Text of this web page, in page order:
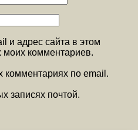
и адрес сайта в этом
комментариев.
комментариях по email.
записях почтой.